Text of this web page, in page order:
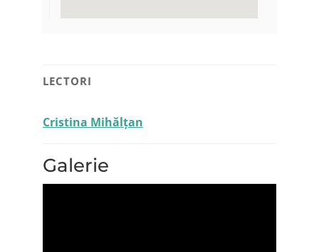
LECTORI
Cristina Mihălțan
Galerie